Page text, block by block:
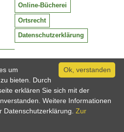
0
Online-Bücherei
Ortsrecht
Datenschutzerklärung
Ok, verstanden
um
bieten. Durch
erklären Sie sich mit der
Weitere Informationen
Zur